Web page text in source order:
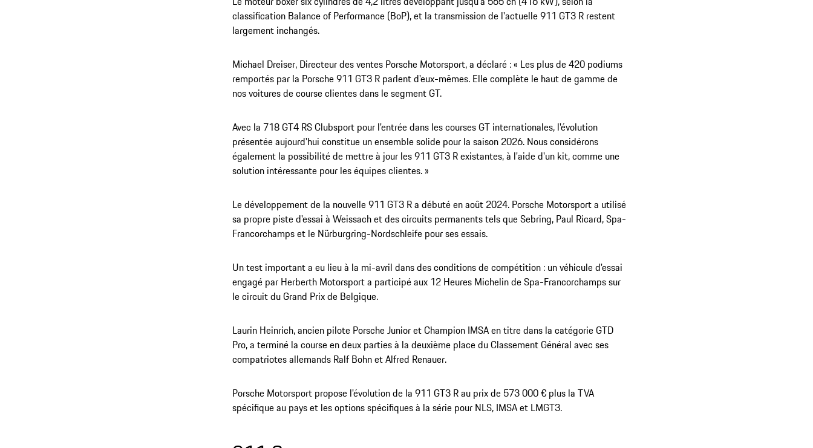
classification Balance of Performance (BoP), et la transmission de l'actuelle 911 GT3 R restent
largement inchangés.
Michael Dreiser, Directeur des ventes Porsche Motorsport, a déclaré : « Les plus de 420 podiums
remportés par la Porsche 911 GT3 R parlent d'eux-mêmes. Elle complète le haut de gamme de
nos voitures de course clientes dans le segment GT.
Avec la 718 GT4 RS Clubsport pour l'entrée dans les courses GT internationales, l'évolution
présentée aujourd'hui constitue un ensemble solide pour la saison 2026. Nous considérons
également la possibilité de mettre à jour les 911 GT3 R existantes, à l'aide d'un kit, comme une
solution intéressante pour les équipes clientes. »
Le développement de la nouvelle 911 GT3 R a débuté en août 2024. Porsche Motorsport a utilisé
sa propre piste d'essai à Weissach et des circuits permanents tels que Sebring, Paul Ricard, Spa-
Francorchamps et le Nürburgring-Nordschleife pour ses essais.
Un test important a eu lieu à la mi-avril dans des conditions de compétition : un véhicule d'essai
engagé par Herberth Motorsport a participé aux 12 Heures Michelin de Spa-Francorchamps sur
le circuit du Grand Prix de Belgique.
Laurin Heinrich, ancien pilote Porsche Junior et Champion IMSA en titre dans la catégorie GTD
Pro, a terminé la course en deux parties à la deuxième place du Classement Général avec ses
compatriotes allemands Ralf Bohn et Alfred Renauer.
Porsche Motorsport propose l'évolution de la 911 GT3 R au prix de 573 000 € plus la TVA
spécifique au pays et les options spécifiques à la série pour NLS, IMSA et LMGT3.